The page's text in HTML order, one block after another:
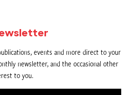
events and more direct to your
newsletter, and the occasional other
to you.